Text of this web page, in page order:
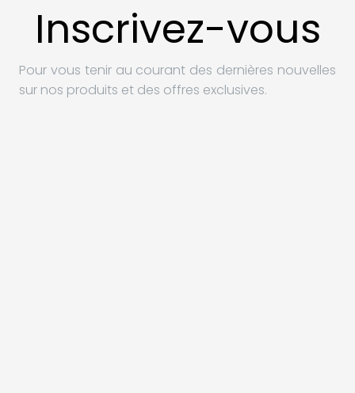
Inscrivez-vous
Pour vous tenir au courant des dernières nouvelles
sur nos produits et des offres exclusives.